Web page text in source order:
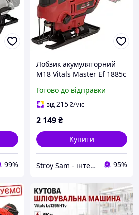
99%
Лобзик акумуляторний
М18 Vitals Master Ef 1885с
Готово до відправки
від215₴/міс
2 149₴
Купити
Stroy Sam - інтернет магазин інструментів 95%